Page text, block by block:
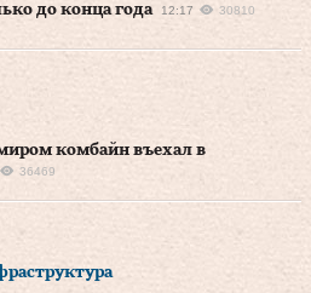
до конца года
12:17 30810
комбайн въехал в
36469